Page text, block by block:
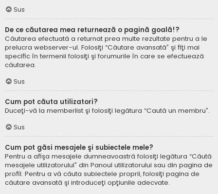
Sus
De ce căutarea mea returnează o pagină goală!?
Căutarea efectuată a returnat prea multe rezultate pentru a le
prelucra webserver-ul. Folosiţi “Căutare avansată” şi fiţi mai
specific în termenii folosiţi şi forumurile în care se efectuează
căutarea.
Sus
Cum pot căuta utilizatori?
Duceţi-vă la memberlist şi folosiţi legătura “Caută un membru”.
Sus
Cum pot găsi mesajele şi subiectele mele?
Pentru a afişa mesajele dumneavoastră folosiţi legătura “Căută
mesajele utilizatorului” din Panoul utilizatorului sau din pagina de
profil. Pentru a vă căuta subiectele proprii, folosiţi pagina de
căutare avansată şi introduceţi opţiunile adecvate.